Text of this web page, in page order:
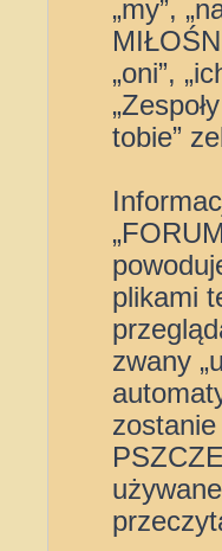
„my”,
„oni”,
tobie”
plikami
zwany